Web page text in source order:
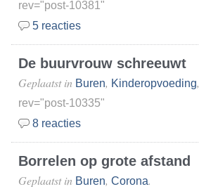
rev="post-10381"
5 reacties
De buurvrouw schreeuwt
Geplaatst in Buren, Kinderopvoeding,
rev="post-10335"
8 reacties
Borrelen op grote afstand
Geplaatst in Buren, Corona.